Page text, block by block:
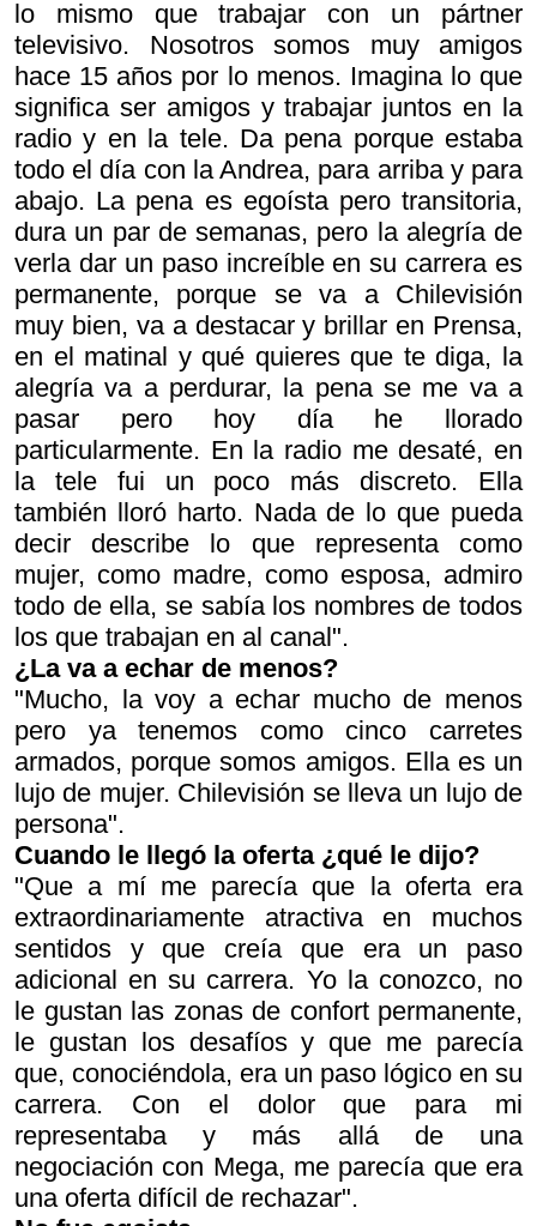
lo mismo que trabajar con un pártner
televisivo. Nosotros somos muy amigos
hace 15 años por lo menos. Imagina lo que
significa ser amigos y trabajar juntos en la
radio y en la tele. Da pena porque estaba
todo el día con la Andrea, para arriba y para
abajo. La pena es egoísta pero transitoria,
dura un par de semanas, pero la alegría de
verla dar un paso increíble en su carrera es
permanente, porque se va a Chilevisión
muy bien, va a destacar y brillar en Prensa,
en el matinal y qué quieres que te diga, la
alegría va a perdurar, la pena se me va a
pasar pero hoy día he llorado
particularmente. En la radio me desaté, en
la tele fui un poco más discreto. Ella
también lloró harto. Nada de lo que pueda
decir describe lo que representa como
mujer, como madre, como esposa, admiro
todo de ella, se sabía los nombres de todos
los que trabajan en al canal".
¿La va a echar de menos?
"Mucho, la voy a echar mucho de menos
pero ya tenemos como cinco carretes
armados, porque somos amigos. Ella es un
lujo de mujer. Chilevisión se lleva un lujo de
persona".
Cuando le llegó la oferta ¿qué le dijo?
"Que a mí me parecía que la oferta era
extraordinariamente atractiva en muchos
sentidos y que creía que era un paso
adicional en su carrera. Yo la conozco, no
le gustan las zonas de confort permanente,
le gustan los desafíos y que me parecía
que, conociéndola, era un paso lógico en su
carrera. Con el dolor que para mi
representaba y más allá de una
negociación con Mega, me parecía que era
una oferta difícil de rechazar".